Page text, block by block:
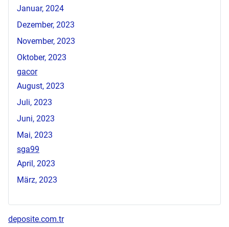
Januar, 2024
Dezember, 2023
November, 2023
Oktober, 2023
gacor
August, 2023
Juli, 2023
Juni, 2023
Mai, 2023
sga99
April, 2023
März, 2023
deposite.com.tr